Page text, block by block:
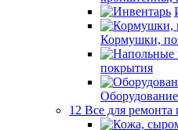
Кормушки,
покрытия
12 Все для ремонта